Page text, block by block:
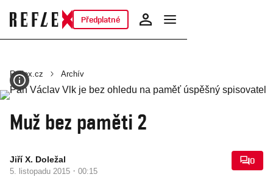
Předplatné
Reflex.cz Archív
Muž bez paměti 2
Jiří X. Doležal
5. listopadu 2015 · 00:15
0